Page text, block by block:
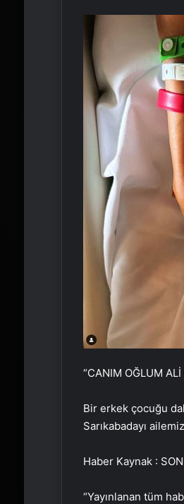
“CANIM OĞLUM ALİ
Bir erkek çocuğu
Sarıkabadayı
Haber Kaynak :
“Yayınlanan tüm